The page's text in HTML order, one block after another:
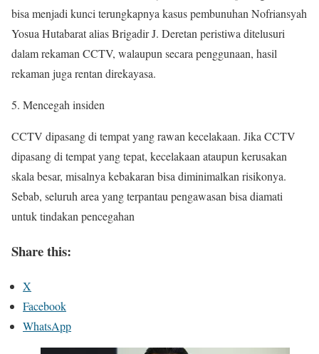
bisa menjadi kunci terungkapnya kasus pembunuhan Nofriansyah
Yosua Hutabarat alias Brigadir J. Deretan peristiwa ditelusuri
dalam rekaman CCTV, walaupun secara penggunaan, hasil
rekaman juga rentan direkayasa.
Mencegah insiden
CCTV dipasang di tempat yang rawan kecelakaan. Jika CCTV
dipasang di tempat yang tepat, kecelakaan ataupun kerusakan
skala besar, misalnya kebakaran bisa diminimalkan risikonya.
Sebab, seluruh area yang terpantau pengawasan bisa diamati
untuk tindakan pencegahan
Share this:
X
Facebook
WhatsApp